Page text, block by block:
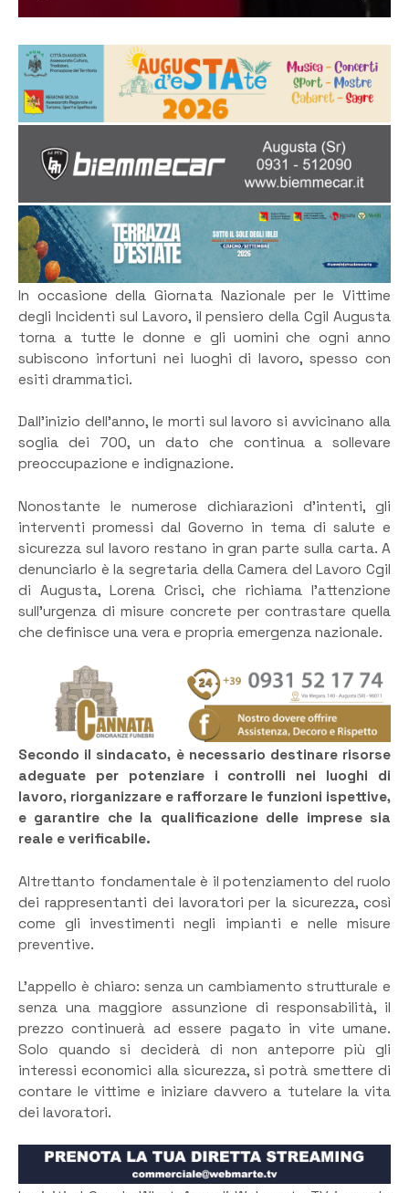
In occasione della Giornata Nazionale per le Vittime
degli Incidenti sul Lavoro, il pensiero della Cgil Augusta
torna a tutte le donne e gli uomini che ogni anno
subiscono infortuni nei luoghi di lavoro, spesso con
esiti drammatici.
Dall’inizio dell’anno, le morti sul lavoro si avvicinano alla
soglia dei 700, un dato che continua a sollevare
preoccupazione e indignazione.
Nonostante le numerose dichiarazioni d’intenti, gli
interventi promessi dal Governo in tema di salute e
sicurezza sul lavoro restano in gran parte sulla carta. A
denunciarlo è la segretaria della Camera del Lavoro Cgil
di Augusta, Lorena Crisci, che richiama l’attenzione
sull’urgenza di misure concrete per contrastare quella
che definisce una vera e propria emergenza nazionale.
Secondo il sindacato, è necessario destinare risorse
adeguate per potenziare i controlli nei luoghi di
lavoro, riorganizzare e rafforzare le funzioni ispettive,
e garantire che la qualificazione delle imprese sia
reale e verificabile.
Altrettanto fondamentale è il potenziamento del ruolo
dei rappresentanti dei lavoratori per la sicurezza, così
come gli investimenti negli impianti e nelle misure
preventive.
L’appello è chiaro: senza un cambiamento strutturale e
senza una maggiore assunzione di responsabilità, il
prezzo continuerà ad essere pagato in vite umane.
Solo quando si deciderà di non anteporre più gli
interessi economici alla sicurezza, si potrà smettere di
contare le vittime e iniziare davvero a tutelare la vita
dei lavoratori.